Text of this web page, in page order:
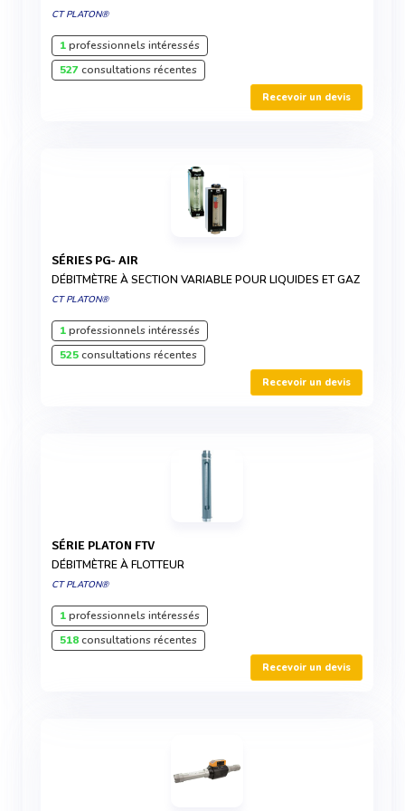
CT PLATON®
1professionnels intéressés
527consultations récentes
Recevoir un devis
SÉRIES PG- AIR
DÉBITMÈTRE À SECTION VARIABLE POUR LIQUIDES ET GAZ
CT PLATON®
1professionnels intéressés
525consultations récentes
Recevoir un devis
SÉRIE PLATON FTV
DÉBITMÈTRE À FLOTTEUR
CT PLATON®
1professionnels intéressés
518consultations récentes
Recevoir un devis